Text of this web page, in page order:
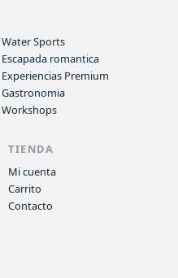
Water Sports
Escapada romantica
Experiencias Premium
Gastronomia
Workshops
TIENDA
Mi cuenta
Carrito
Contacto